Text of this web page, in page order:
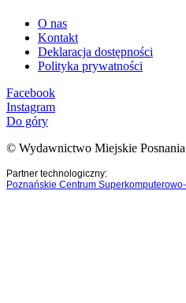
O nas
Kontakt
Deklaracja dostępności
Polityka prywatności
Facebook
Instagram
Do góry
© Wydawnictwo Miejskie Posnania
Partner technologiczny:
Poznańskie Centrum